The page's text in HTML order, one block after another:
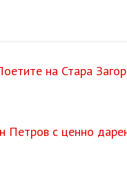
на Стара
Петров с ценно